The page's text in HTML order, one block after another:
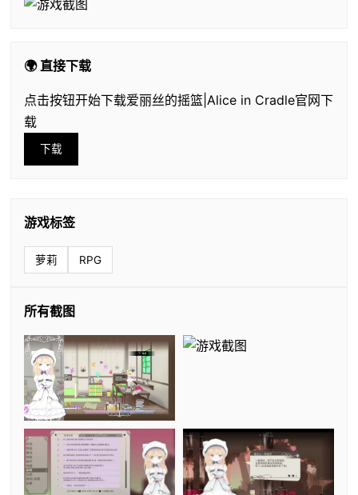
🌍 直接下载
点击按钮开始下载爱丽丝的摇篮|Alice in Cradle官网下
载
下载
游戏标签
萝莉 RPG
所有截图